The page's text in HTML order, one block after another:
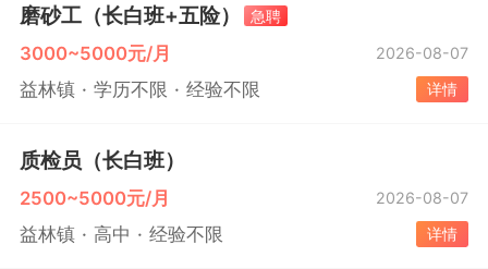
磨砂工（长白班+五险） 急聘
3000~5000元/月 2026-08-07
益林镇 学历不限 经验不限 详情
质检员（长白班）
2500~5000元/月 2026-08-07
益林镇 高中 经验不限 详情